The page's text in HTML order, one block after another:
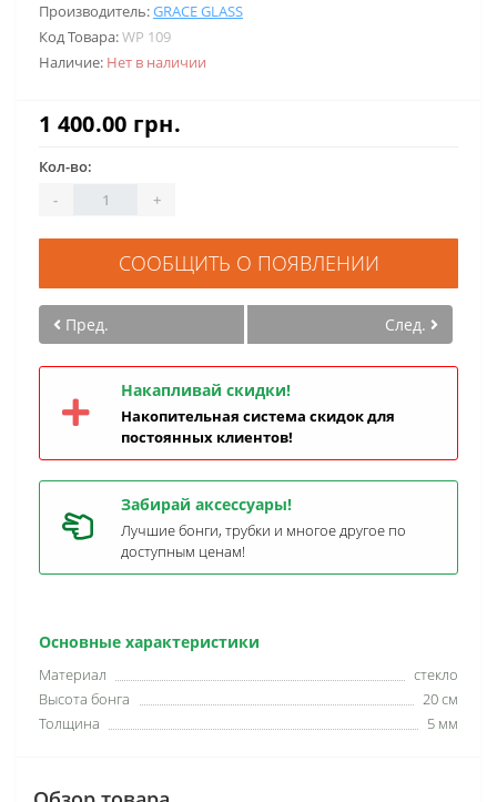
Производитель:GRACE GLASS
Код Товара:WP 109
Наличие: Нет в наличии
Основные характеристики
Материал
стекло
Высота бонга
20 см
Толщина
5 мм
1 400.00 грн.
Кол-во:
-
+
СООБЩИТЬ О ПОЯВЛЕНИИ
Пред. След.
Накапливай скидки!
Накопительная система скидок для
постоянных клиентов!
Забирай аксессуары!
Лучшие бонги, трубки и многое другое по
доступным ценам!